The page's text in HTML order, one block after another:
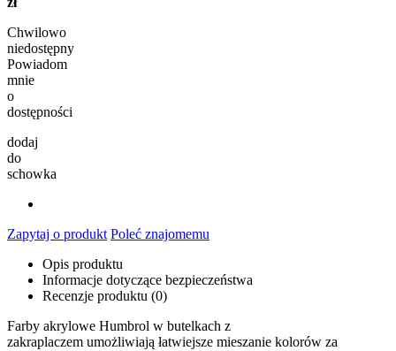
Chwilowo
niedostępny
Powiadom
mnie
o
dostępności
dodaj
do
schowka
Zapytaj o produkt Poleć znajomemu
Opis produktu
Informacje dotyczące bezpieczeństwa
Recenzje produktu (0)
Farby akrylowe Humbrol w butelkach z
zakraplaczem umożliwiają łatwiejsze mieszanie kolorów za